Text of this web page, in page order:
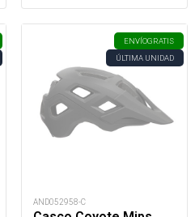
ENVÍOGRATIS
ÚLTIMA UNIDAD
AND052958-C